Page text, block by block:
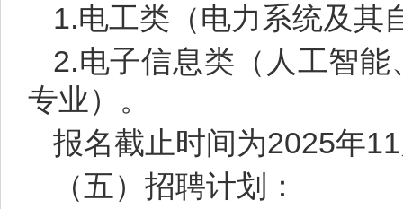
1.电工类（电力系统及其
2.电子信息类（人工智
专业）。
报名截止时间为2025年
（五）招聘计划：